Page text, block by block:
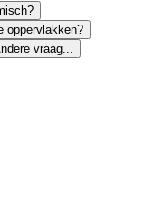
oppervlakken?
vraag...